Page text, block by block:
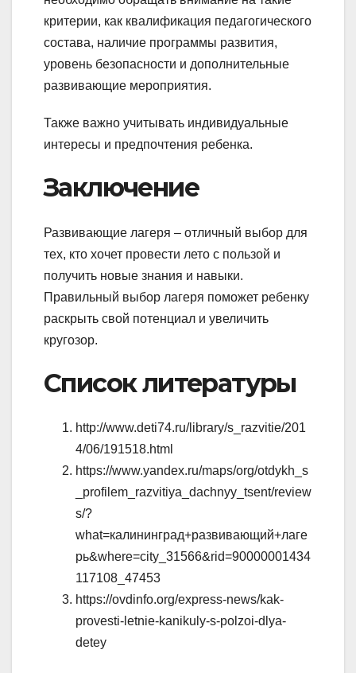
критерии, как квалификация педагогического
состава, наличие программы развития,
уровень безопасности и дополнительные
развивающие мероприятия.
Также важно учитывать индивидуальные
интересы и предпочтения ребенка.
Заключение
Развивающие лагеря – отличный выбор для
тех, кто хочет провести лето с пользой и
получить новые знания и навыки.
Правильный выбор лагеря поможет ребенку
раскрыть свой потенциал и увеличить
кругозор.
Список литературы
http://www.deti74.ru/library/s_razvitie/201
4/06/191518.html
https://www.yandex.ru/maps/org/otdykh_s
_profilem_razvitiya_dachnyy_tsent/review
s/?
what=калининград+развивающий+лаге
рь&where=city_31566&rid=90000001434
117108_47453
https://ovdinfo.org/express-news/kak-
provesti-letnie-kanikuly-s-polzoi-dlya-
detey